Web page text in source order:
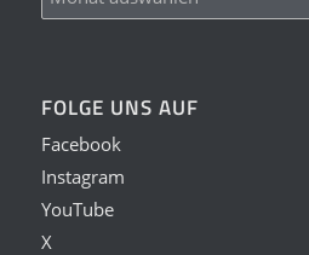
FOLGE UNS AUF
Facebook
Instagram
YouTube
X